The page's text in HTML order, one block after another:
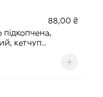
88,00 ₴
кетчуп